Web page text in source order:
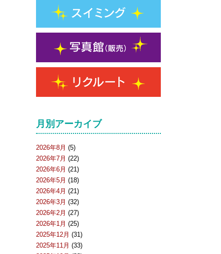
月別アーカイブ
2026年8月 (5)
2026年7月 (22)
2026年6月 (21)
2026年5月 (18)
2026年4月 (21)
2026年3月 (32)
2026年2月 (27)
2026年1月 (25)
2025年12月 (31)
2025年11月 (33)